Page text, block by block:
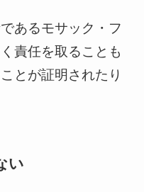
あるモサック・フ
責任を取ることも
とが証明されたり
い